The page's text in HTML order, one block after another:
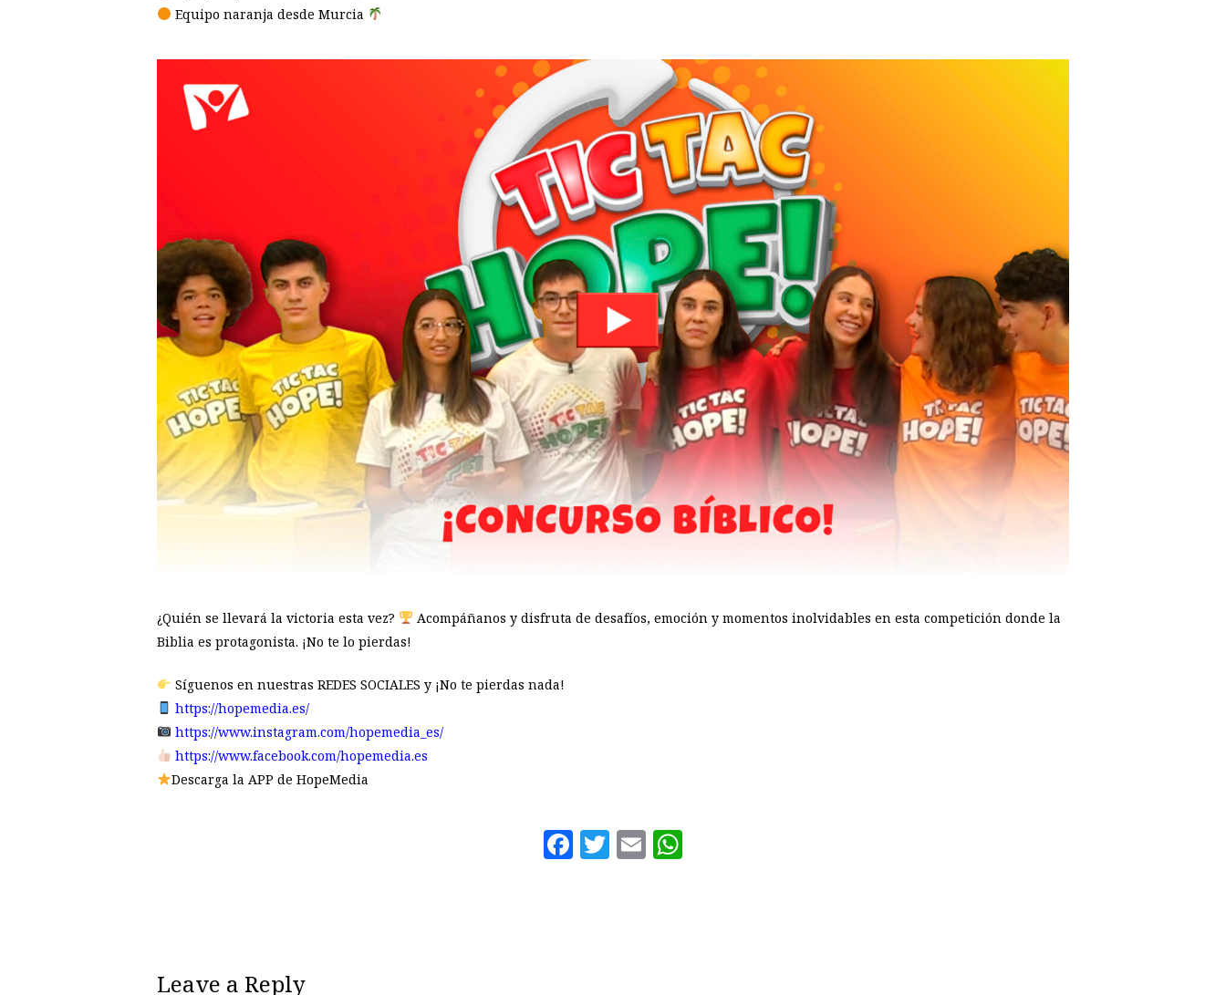
Equipo naranja desde Murcia
¿Quién se llevará la victoria esta vez?
Acompáñanos y disfruta de desafíos, emoción y momentos inolvidables en esta competición donde la
Biblia es protagonista. ¡No te lo pierdas!
Síguenos en nuestras REDES SOCIALES y ¡No te pierdas nada!
https://hopemedia.es/
https://www.instagram.com/hopemedia_es/
https://www.facebook.com/hopemedia.es
Descarga la APP de HopeMedia
Facebook
Twitter
Email
Leave a Reply